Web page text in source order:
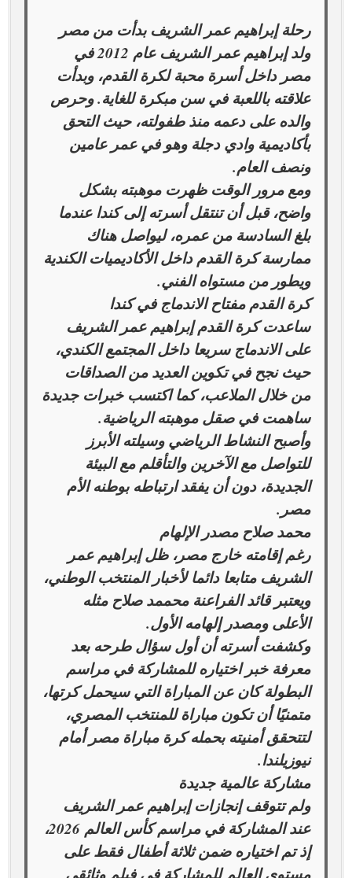
رحلة إبراهيم عمر الشريف بدأت من مصر
ولد إبراهيم عمر الشريف عام 2012 في
مصر داخل أسرة محبة لكرة القدم، وبدأت
علاقته باللعبة في سن مبكرة للغاية. وحرص
والده على دعمه منذ طفولته، حيث التحق
بأكاديمية وادي دجلة وهو في عمر عامين
ونصف العام.
ومع مرور الوقت ظهرت موهبته بشكل
واضح، قبل أن تنتقل أسرته إلى كندا عندما
بلغ السادسة من عمره، ليواصل هناك
ممارسة كرة القدم داخل الأكاديميات الكندية
ويطور من مستواه الفني.
كرة القدم مفتاح الاندماج في كندا
ساعدت كرة القدم إبراهيم عمر الشريف
على الاندماج سريعا داخل المجتمع الكندي،
حيث نجح في تكوين العديد من الصداقات
من خلال الملاعب، كما اكتسب خبرات جديدة
ساهمت في صقل موهبته الرياضية.
وأصبح النشاط الرياضي وسيلته الأبرز
للتواصل مع الآخرين والتأقلم مع البيئة
الجديدة، دون أن يفقد ارتباطه بوطنه الأم
مصر.
محمد صلاح مصدر الإلهام
رغم إقامته خارج مصر، ظل إبراهيم عمر
الشريف متابعا دائما لأخبار المنتخب الوطني،
ويعتبر قائد الفراعنة محممد صلاح مثله
الأعلى ومصدر إلهامه الأول.
وكشفت أسرته أن أول سؤال طرحه بعد
معرفة خبر اختياره للمشاركة في مراسم
البطولة كان عن المباراة التي سيحمل كرتها،
متمنيًا أن تكون مباراة للمنتخب المصري،
لتتحقق أمنيته بحمله كرة مباراة مصر أمام
نيوزيلندا.
مشاركة عالمية جديدة
ولم تتوقف إنجازات إبراهيم عمر الشريف
عند المشاركة في مراسم كأس العالم 2026،
إذ تم اختياره ضمن ثلاثة أطفال فقط على
مستوى العالم للمشاركة في فيلم وثائقي